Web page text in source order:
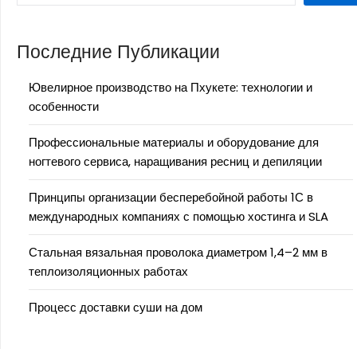
Последние Публикации
Ювелирное производство на Пхукете: технологии и
особенности
Профессиональные материалы и оборудование для
ногтевого сервиса, наращивания ресниц и депиляции
Принципы организации бесперебойной работы 1С в
международных компаниях с помощью хостинга и SLA
Стальная вязальная проволока диаметром 1,4–2 мм в
теплоизоляционных работах
Процесс доставки суши на дом